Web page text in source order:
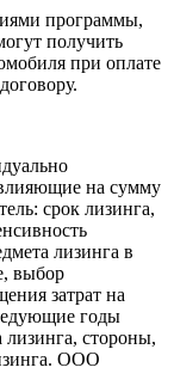
программы,
получить
при оплате
влияющие на сумму
срок лизинга,
лизинга в
выбор
затрат на
годы
лизинга, стороны,
ООО